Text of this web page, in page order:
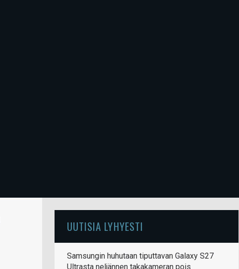
UUTISIA LYHYESTI
Samsungin huhutaan tiputtavan Galaxy S27
Ultrasta neljännen takakameran pois